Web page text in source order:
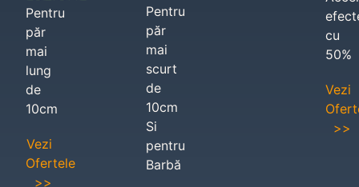
Pentru
păr
mai
lung
de
10cm
Vezi
Ofertele
>>
Pentru
păr
mai
scurt
de
10cm
Si
pentru
Barbă
cu
50%
Vezi
>>